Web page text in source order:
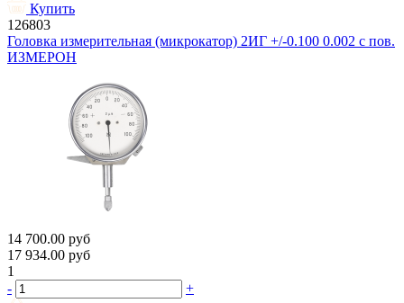
Купить
126803
Головка измерительная (микрокатор) 2ИГ +/-0.100 0.002 с пов.
ИЗМЕРОН
14 700.00 руб
17 934.00 руб
1
-
+